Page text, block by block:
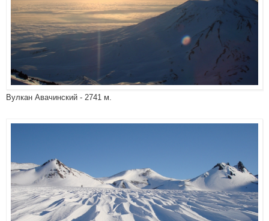
Вулкан Авачинский - 2741 м.